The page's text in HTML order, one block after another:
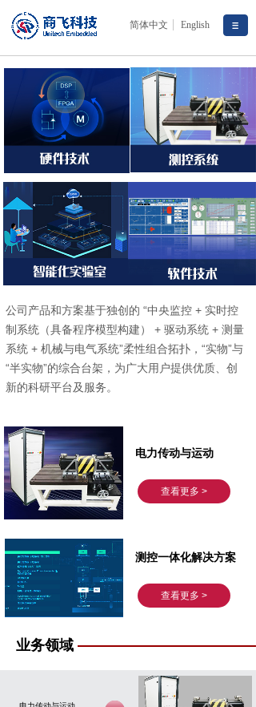
简体中文 English
公司产品和方案基于独创的 “中央监控 + 实时控
制系统（具备程序模型构建） + 驱动系统 + 测量
系统 + 机械与电气系统”柔性组合拓扑，“实物”与
“半实物”的综合台架，为广大用户提供优质、创
新的科研平台及服务。
电力传动与运动
查看更多 >
测控一体化解决方案
查看更多 >
业务领域